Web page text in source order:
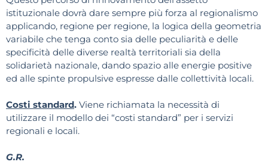
istituzionale dovrà dare sempre più forza al regionalismo
applicando, regione per regione, la logica della geometria
variabile che tenga conto sia delle peculiarità e delle
specificità delle diverse realtà territoriali sia della
solidarietà nazionale, dando spazio alle energie positive
ed alle spinte propulsive espresse dalle collettività locali.
Costi standard. Viene richiamata la necessità di
utilizzare il modello dei “costi standard” per i servizi
regionali e locali.
G.R.